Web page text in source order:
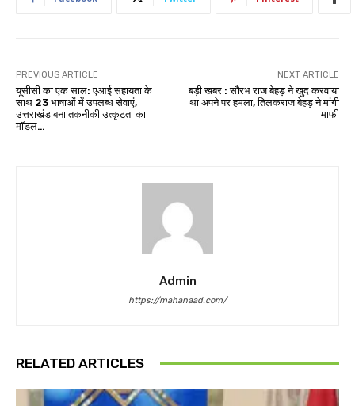
PREVIOUS ARTICLE
यूसीसी का एक साल: एआई सहायता के
साथ 23 भाषाओं में उपलब्ध सेवाएं,
उत्तराखंड बना तकनीकी उत्कृटता का
मॉडल…
NEXT ARTICLE
बड़ी खबर : सौरभ राज बेहड़ ने खुद करवाया
था अपने पर हमला, तिलकराज बेहड़ ने मांगी
माफी
Admin
https://mahanaad.com/
RELATED ARTICLES